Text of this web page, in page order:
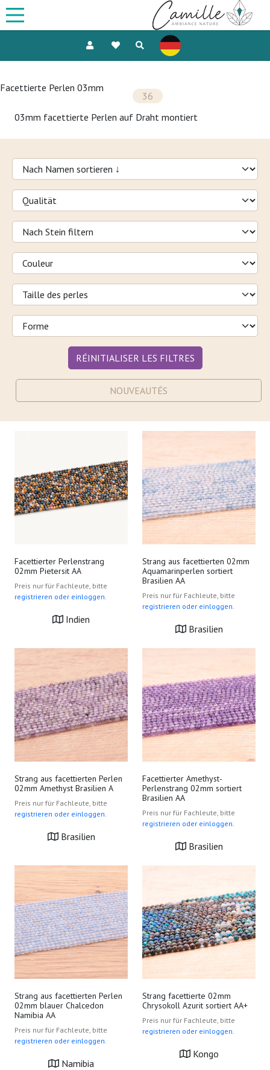
Facettierte Perlen 03mm
36
03mm facettierte Perlen auf Draht montiert
RÉINITIALISER LES FILTRES
NOUVEAUTÉS
Facettierter Perlenstrang
02mm Pietersit AA
Preis nur für Fachleute, bitte
registrieren oder einloggen.
Indien
Strang aus facettierten 02mm
Aquamarinperlen sortiert
Brasilien AA
Preis nur für Fachleute, bitte
registrieren oder einloggen.
Brasilien
Strang aus facettierten Perlen
02mm Amethyst Brasilien A
Preis nur für Fachleute, bitte
registrieren oder einloggen.
Brasilien
Facettierter Amethyst-
Perlenstrang 02mm sortiert
Brasilien AA
Preis nur für Fachleute, bitte
registrieren oder einloggen.
Brasilien
Strang aus facettierten Perlen
02mm blauer Chalcedon
Namibia AA
Preis nur für Fachleute, bitte
registrieren oder einloggen.
Namibia
Strang facettierte 02mm
Chrysokoll Azurit sortiert AA+
Preis nur für Fachleute, bitte
registrieren oder einloggen.
Kongo